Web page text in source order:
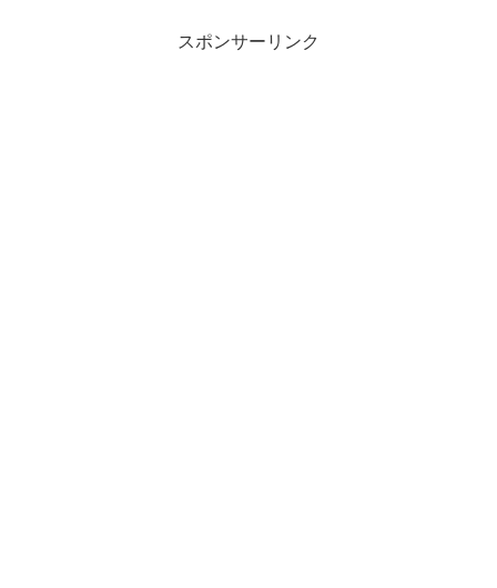
スポンサーリンク